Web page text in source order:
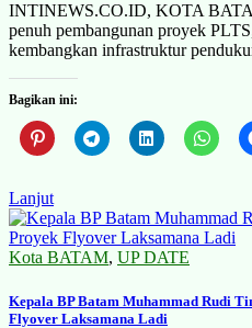
INTINEWS.CO.ID, KOTA
penuh pembangunan proyek
kembangkan infrastruktur
Bagikan ini:
Lanjut
Kota BATAM, UP DATE
Kepala BP Batam Muhammad Rudi
Flyover Laksamana Ladi